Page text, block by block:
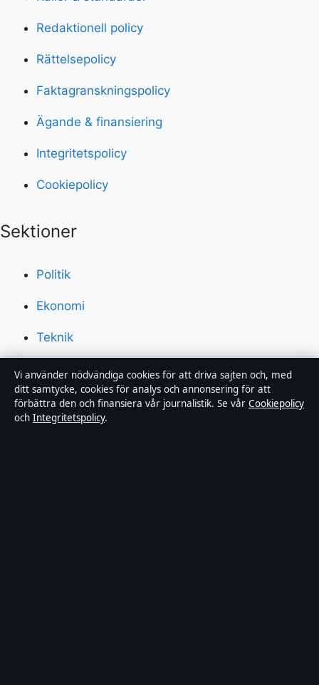
Redaktionell policy
Rättelsepolicy
Faktagranskningspolicy
Ägande & finansiering
Integritetspolicy
Cookiepolicy
Sektioner
Politik
Ekonomi
Teknik
Världen
Sport
Vi använder nödvändiga cookies för att driva sajten och, med
ditt samtycke, cookies för analys och annonsering för att
förbättra den och finansiera vår journalistik. Se vår Cookiepolicy
och Integritetspolicy.